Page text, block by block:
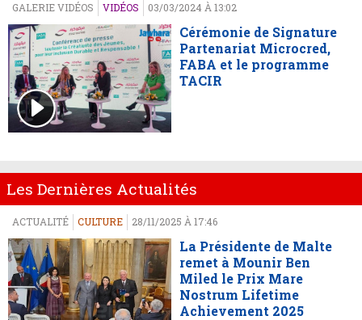
GALERIE VIDÉOS VIDÉOS 03/03/2024 À 13:02
Cérémonie de Signature
Partenariat Microcred,
FABA et le programme
TACIR
Les Dernières Actualités
ACTUALITÉ CULTURE 28/11/2025 À 17:46
La Présidente de Malte
remet à Mounir Ben
Miled le Prix Mare
Nostrum Lifetime
Achievement 2025